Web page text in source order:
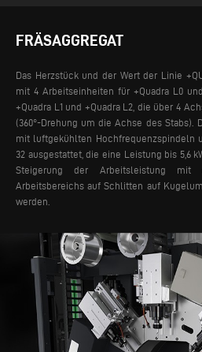
FRÄSAGGREGAT
Das Herzstück und der Wert der Linie
mit 4 Arbeitseinheiten für +Quadra L0
+Quadra L1 und +Quadra L2, die über 4
(360°-Drehung um die Achse des Stabs).
mit luftgekühlten Hochfrequenzspindeln
32 ausgestattet, die eine Leistung bis 5,6
Steigerung der Arbeitsleistung mit
Arbeitsbereichs auf Schlitten auf
werden.